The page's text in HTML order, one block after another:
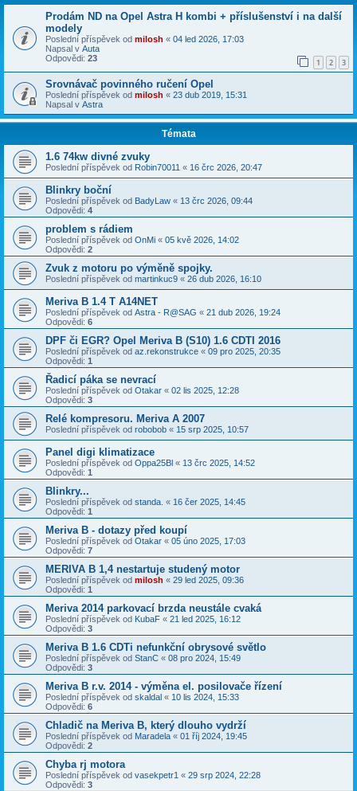
Prodám ND na Opel Astra H kombi + příslušenství i na další
modely
Poslední příspěvek od milosh « 04 led 2026, 17:03
Napsal v Auta
Odpovědi: 23 1 2 3
Srovnávač povinného ručení Opel
Poslední příspěvek od milosh « 23 dub 2019, 15:31
Napsal v Astra
Témata
1.6 74kw divné zvuky
Poslední příspěvek od Robin70011 « 16 črc 2026, 20:47
Blinkry boční
Poslední příspěvek od BadyLaw « 13 črc 2026, 09:44
Odpovědi: 4
problem s rádiem
Poslední příspěvek od OnMi « 05 kvě 2026, 14:02
Odpovědi: 2
Zvuk z motoru po výměně spojky.
Poslední příspěvek od martinkuc9 « 26 dub 2026, 16:10
Meriva B 1.4 T A14NET
Poslední příspěvek od Astra - R@SAG « 21 dub 2026, 19:24
Odpovědi: 6
DPF či EGR? Opel Meriva B (S10) 1.6 CDTI 2016
Poslední příspěvek od az.rekonstrukce « 09 pro 2025, 20:35
Odpovědi: 1
Řadicí páka se nevrací
Poslední příspěvek od Otakar « 02 lis 2025, 12:28
Odpovědi: 3
Relé kompresoru. Meriva A 2007
Poslední příspěvek od robobob « 15 srp 2025, 10:57
Panel digi klimatizace
Poslední příspěvek od Oppa25Bl « 13 črc 2025, 14:52
Odpovědi: 1
Blinkry...
Poslední příspěvek od standa. « 16 čer 2025, 14:45
Odpovědi: 1
Meriva B - dotazy před koupí
Poslední příspěvek od Otakar « 05 úno 2025, 17:03
Odpovědi: 7
MERIVA B 1,4 nestartuje studený motor
Poslední příspěvek od milosh « 29 led 2025, 09:36
Odpovědi: 1
Meriva 2014 parkovací brzda neustále cvaká
Poslední příspěvek od KubaF « 21 led 2025, 16:12
Odpovědi: 3
Meriva B 1.6 CDTi nefunkční obrysové světlo
Poslední příspěvek od StanC « 08 pro 2024, 15:49
Odpovědi: 3
Meriva B r.v. 2014 - výměna el. posilovače řízení
Poslední příspěvek od skaldal « 10 lis 2024, 15:33
Odpovědi: 6
Chladič na Meriva B, který dlouho vydrží
Poslední příspěvek od Maradela « 01 říj 2024, 19:45
Odpovědi: 2
Chyba rj motora
Poslední příspěvek od vasekpetr1 « 29 srp 2024, 22:28
Odpovědi: 3